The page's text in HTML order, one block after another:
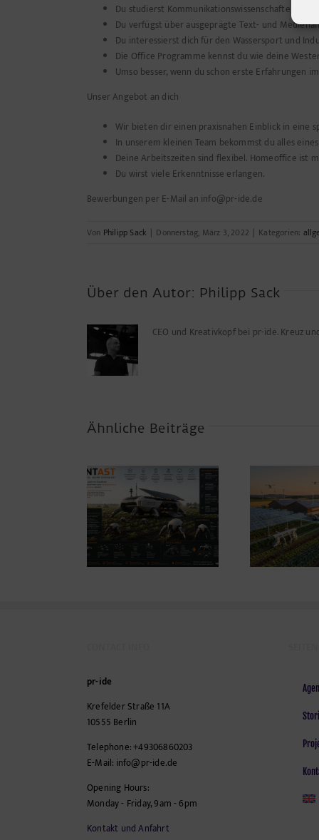
Du studierst Kommunikationswissenschaften,
Du verfügst über ausgeprägte Text- und
Du interessierst dich für den Wassersport und
Die Office Programme kennst du wie deine
Umso besser, wenn du schon erste Erfahrungen
Unser Angebot an dich
Wir bieten dir einen praxisnahen Einblick in eine
In unserem kleinen Team bekommst du alles
Deine Arbeitszeiten sind flexibel. Homeoffice ist
Du wirst viele Erkenntnisse erlangen.
Bewerbungen per E-Mail an info@pr-ide.de
Von Philipp Sack | Donnerstag, März 3, 2022 | Kategorien:
Über den Autor: Philipp Sack
CEO und Kreativkopf bei pr-ide. Kreuz
Ähnliche Beiträge
Warum die
Energiewende auf dem
Acker nicht im
Motorraum beginnt
pr-ide
Krefelder Straße 11A
10555 Berlin
Telephone:+49306860203
E-Mail: info@pr-ide.de
Opening Hours:
Monday - Friday, 9am - 6pm
Kontakt und Anfahrt